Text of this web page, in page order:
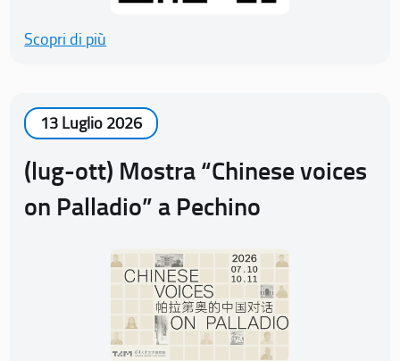
Scopri di più
13 Luglio 2026
(lug-ott) Mostra “Chinese voices
on Palladio” a Pechino